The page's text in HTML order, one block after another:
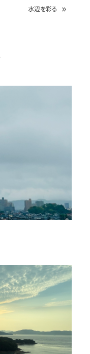
水辺を彩る »